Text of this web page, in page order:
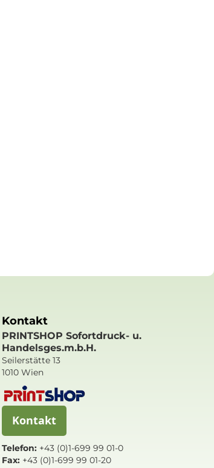
Kontakt
PRINTSHOP Sofortdruck- u.
Handelsges.m.b.H.
Seilerstätte 13
1010 Wien
Kontakt
Telefon: +43 (0)1-699 99 01-0
Fax: +43 (0)1-699 99 01-20